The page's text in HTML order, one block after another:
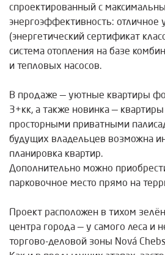
спроектированный с
энергоэффективность: отличное
(энергетический сертификат
система отопления на базе
и тепловых насосов.
В продаже — уютные квартиры
3+кк, а также новинка —
просторными приватными
будущих владельцев возможна
планировка квартир.
Дополнительно можно
парковочное место прямо на
Проект расположен в тихом
центра города — у самого леса и
торгово-деловой зоны Nová